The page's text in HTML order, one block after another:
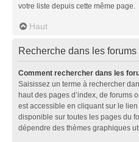
votre liste depuis cette même page.
Haut
Recherche dans les forums
Comment rechercher dans les
Saisissez un terme à rechercher
haut des pages d’index, de forums
est accessible en cliquant sur le
disponible sur toutes les pages du
dépendre des thèmes graphiques